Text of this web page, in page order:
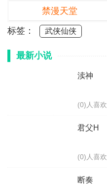
禁漫天堂
标签：
武侠仙侠
最新小说
渎神
(0)人喜欢
君父H
(0)人喜欢
断奏